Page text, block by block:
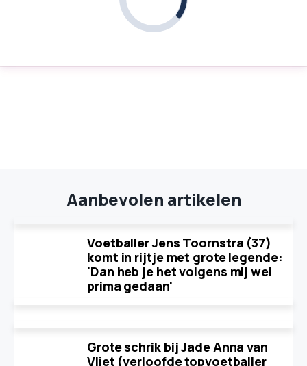
Aanbevolen artikelen
Voetballer Jens Toornstra (37)
komt in rijtje met grote legende:
'Dan heb je het volgens mij wel
prima gedaan'
Grote schrik bij Jade Anna van
Vliet (verloofde topvoetballer